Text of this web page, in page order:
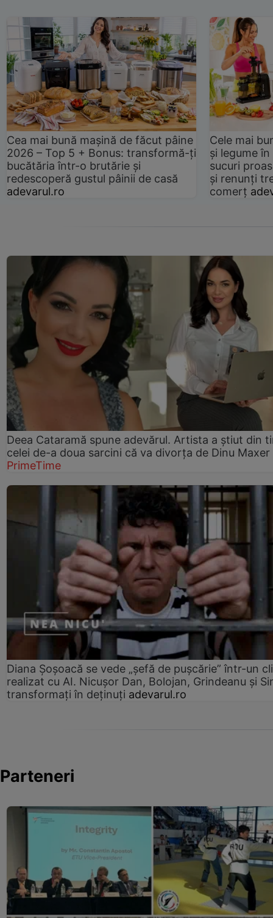
Cea mai bună mașină de făcut pâine
2026 – Top 5 + Bonus: transformă-ți
bucătăria într-o brutărie și
redescoperă gustul pâinii de casă
adevarul.ro
Cele mai
și legume
sucuri
și renunți
comerț
Deea Cataramă spune adevărul. Artista a știut din
celei de-a doua sarcini că va divorța de Dinu Maxer
PrimeTime
Diana Șoșoacă se vede „șefă de pușcărie” într-un
realizat cu AI. Nicușor Dan, Bolojan, Grindeanu și
transformați în deținuți adevarul.ro
Parteneri